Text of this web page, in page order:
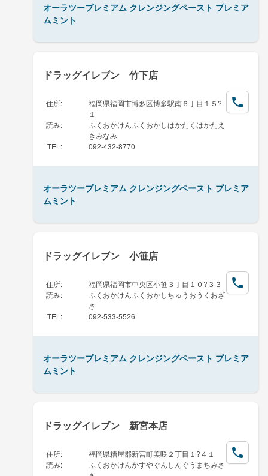
オーラツープレミアム クレンジングペースト プレミア
ムミント
ドラッグイレブン 竹下店
住所:
福岡県福岡市博多区博多駅南６丁目１５?
１
読み:
ふくおかけんふくおかしはかたくはかたえ
きみなみ
TEL : 092-432-8770
オーラツープレミアム クレンジングペースト プレミア
ムミント
ドラッグイレブン 小笹店
住所:
福岡県福岡市中央区小笹３丁目１０?３３
読み:
ふくおかけんふくおかしちゅうおうくおざ
さ
TEL : 092-533-5526
オーラツープレミアム クレンジングペースト プレミア
ムミント
ドラッグイレブン 新宮本店
住所:
福岡県糟屋郡新宮町美咲２丁目１?４１
読み:
ふくおかけんかすやぐんしんぐうまちみさ